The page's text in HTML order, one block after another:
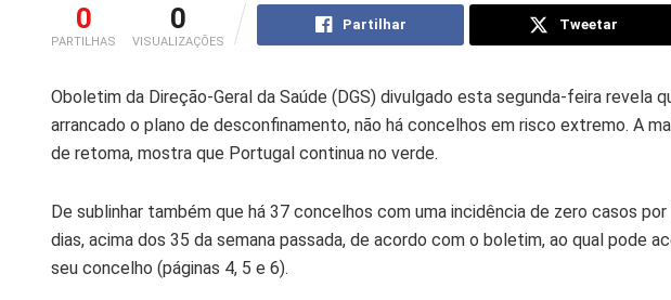
0
PARTILHAS
0
VISUALIZAÇÕES
Partilhar Tweetar
Oboletim da Direção-Geral da Saúde (DGS) divulgado esta segunda-feira revela
arrancado o plano de desconfinamento, não há concelhos em risco extremo. A
de retoma, mostra que Portugal continua no verde.
De sublinhar também que há 37 concelhos com uma incidência de zero casos por
dias, acima dos 35 da semana passada, de acordo com o boletim, ao qual pode
seu concelho (páginas 4, 5 e 6).